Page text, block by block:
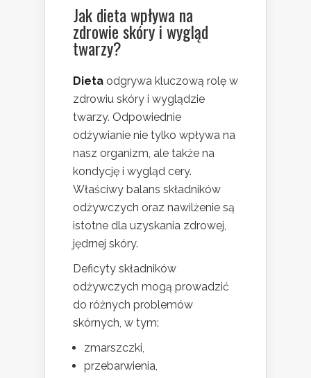
Jak dieta wpływa na
zdrowie skóry i wygląd
twarzy?
Dieta odgrywa kluczową rolę w
zdrowiu skóry i wyglądzie
twarzy. Odpowiednie
odżywianie nie tylko wpływa na
nasz organizm, ale także na
kondycję i wygląd cery.
Właściwy balans składników
odżywczych oraz nawilżenie są
istotne dla uzyskania zdrowej,
jędrnej skóry.
Deficyty składników
odżywczych mogą prowadzić
do różnych problemów
skórnych, w tym:
zmarszczki,
przebarwienia,